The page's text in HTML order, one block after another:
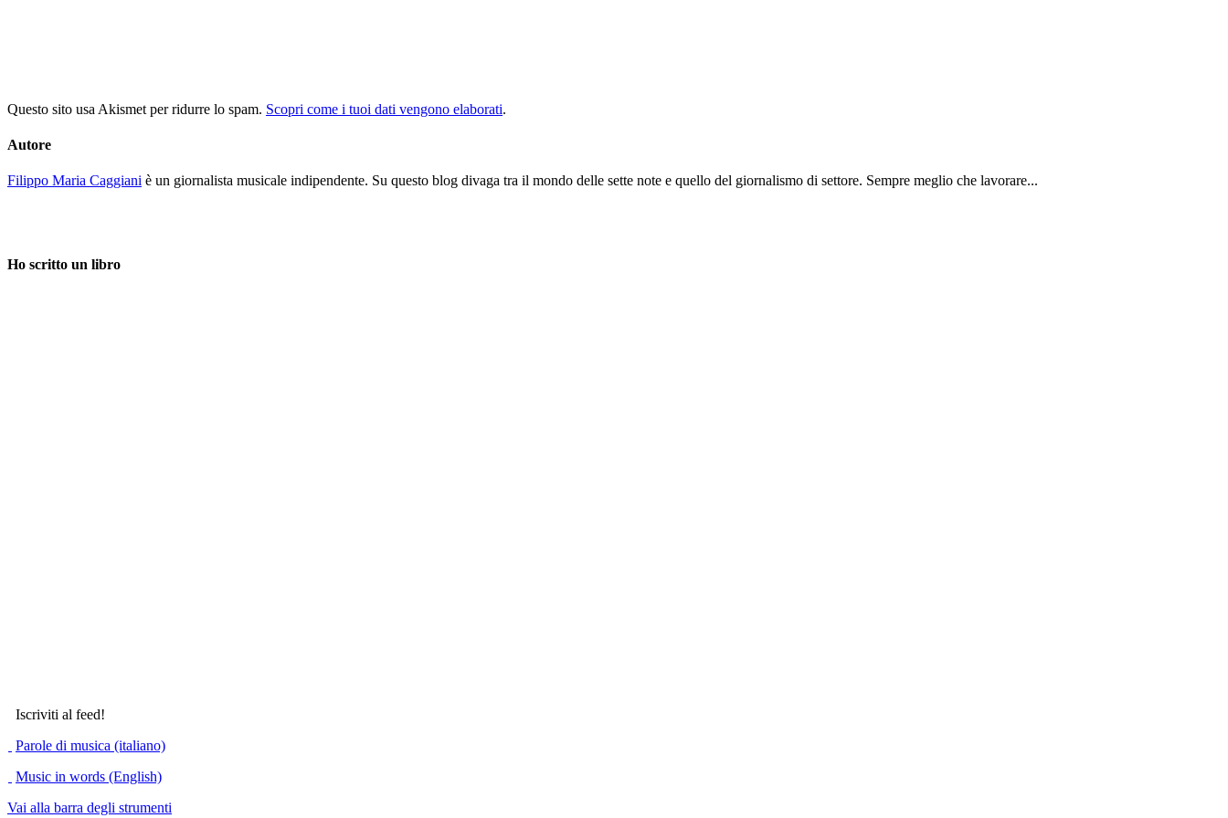
Questo sito usa Akismet per ridurre lo spam. Scopri come i tuoi dati vengono elaborati.
Autore
Filippo Maria Caggiani è un giornalista musicale indipendente. Su questo blog divaga tra il mondo delle sette note e quello del giornalismo di settore. Sempre meglio che lavorare...
Ho scritto un libro
Iscriviti al feed!
Parole di musica (italiano)
Music in words (English)
Vai alla barra degli strumenti